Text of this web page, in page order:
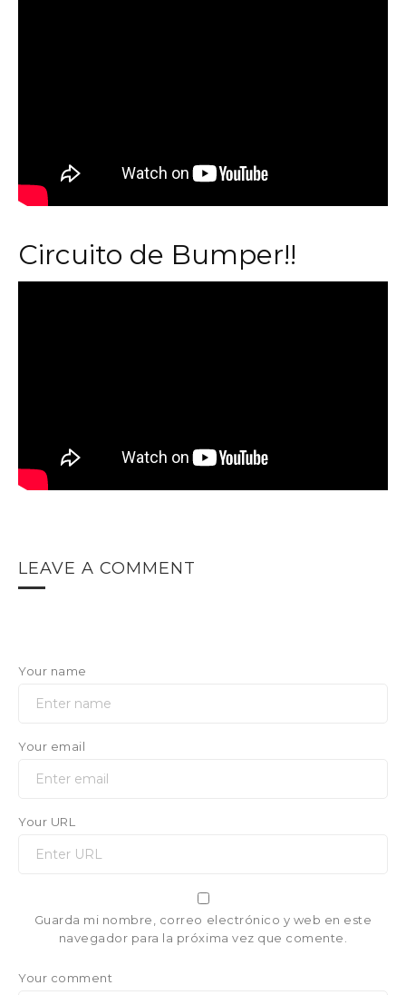
Circuito de Bumper!!
LEAVE A COMMENT
Your name
Your email
Your URL
Guarda mi nombre, correo electrónico y web en este
navegador para la próxima vez que comente.
Your comment